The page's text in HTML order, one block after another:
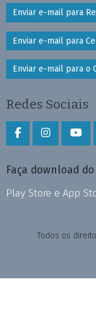
Enviar e-mail para
Enviar e-mail para
Enviar e-mail para o
Redes Sociais
Faça download
Play Store e App
Todos os